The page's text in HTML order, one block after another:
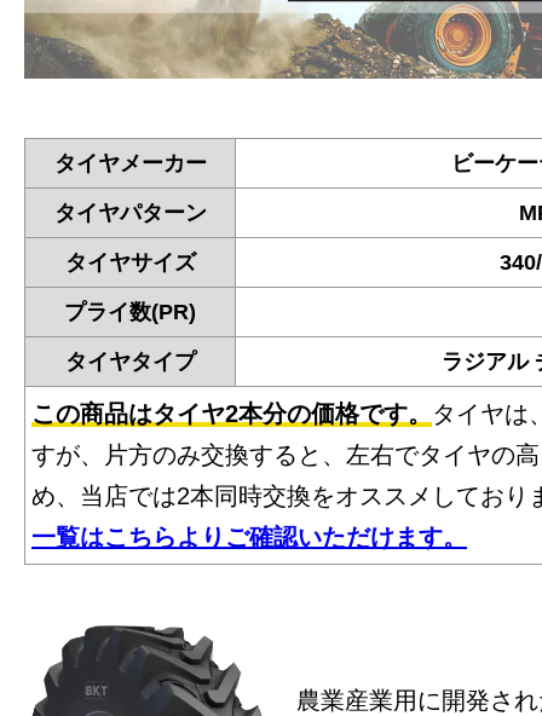
タイヤメーカー ビーケ
タイヤパターン
タイヤサイズ
プライ数(PR)
タイヤタイプ ラジアル
この商品はタイヤ2本分の価格です。 タイヤは
すが、片方のみ交換すると、左右でタイヤの
め、当店では2本同時交換をオススメしており
一覧はこちらよりご確認いただけます。
農業産業用に開発さ